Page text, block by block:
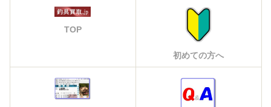
TOP
初めての方へ